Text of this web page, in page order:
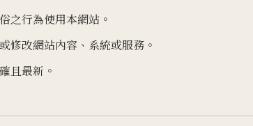
之行為使用本網站。
修改網站內容、系統或服務。
且最新。